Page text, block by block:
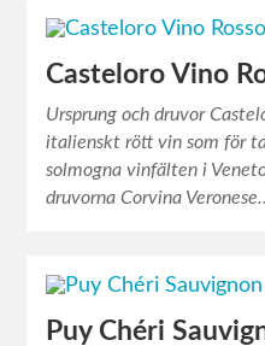
Casteloro Vino
Ursprung och druvor
italienskt rött vin som för
solmogna vinfälten i
druvorna Corvina
Puy Chéri